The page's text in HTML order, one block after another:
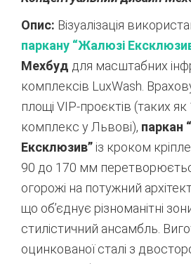
Опис: Візуалізація
паркану “Жалюзі
Мехбуд для масштабних
комплексів LuxWash.
площі VIP-проєктів (таких
комплекс у Львові), паркан
Ексклюзив” із кроком
90 до 170 мм
огорожі на потужний
що об’єднує різноманітні
стилістичний ансамбль.
оцинкованої сталі з